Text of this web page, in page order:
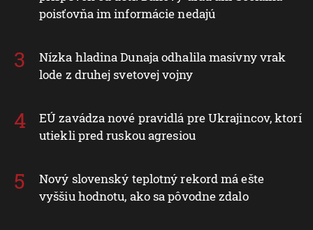
poisťovňa im informácie nedajú
Nízka hladina Dunaja odhalila masívny vrak
lode z druhej svetovej vojny
EÚ zavádza nové pravidlá pre Ukrajincov, ktorí
utiekli pred ruskou agresiou
Nový slovenský teplotný rekord má ešte
vyššiu hodnotu, ako sa pôvodne zdalo